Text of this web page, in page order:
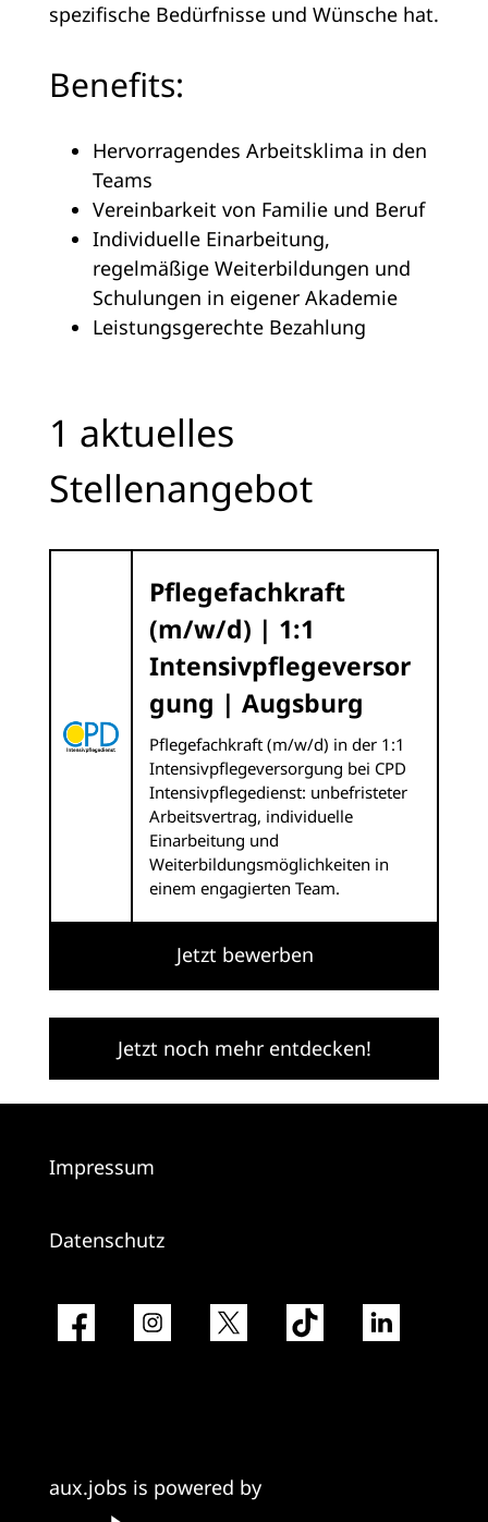
spezifische Bedürfnisse und Wünsche hat.
Benefits:
Hervorragendes Arbeitsklima in den
Teams
Vereinbarkeit von Familie und Beruf
Individuelle Einarbeitung,
regelmäßige Weiterbildungen und
Schulungen in eigener Akademie
Leistungsgerechte Bezahlung
1 aktuelles
Stellenangebot
Pflegefachkraft
(m/w/d) | 1:1
Intensivpflegeversor
gung | Augsburg
Pflegefachkraft (m/w/d) in der 1:1
Intensivpflegeversorgung bei CPD
Intensivpflegedienst: unbefristeter
Arbeitsvertrag, individuelle
Einarbeitung und
Weiterbildungsmöglichkeiten in
einem engagierten Team.
Jetzt bewerben
Jetzt noch mehr entdecken!
Impressum
Datenschutz
aux.jobs is powered by